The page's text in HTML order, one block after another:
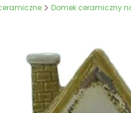
Domek ceramiczny